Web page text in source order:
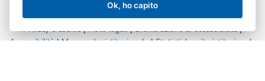
Privacy e cookie|Note legali|Dichiarazione di accessibilità|
Accessibilità|Mappa sito istituzionale|Statistiche sito istituzionale
Ok, ho capito